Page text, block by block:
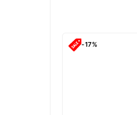
-17%